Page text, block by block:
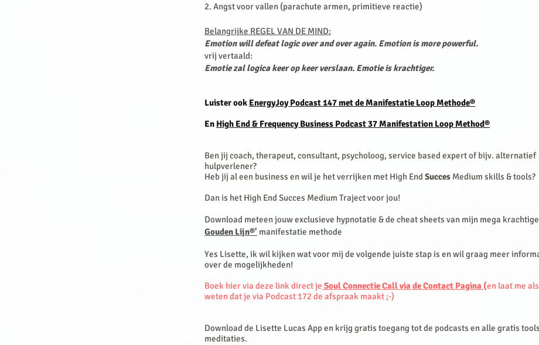
2. Angst voor vallen (parachute armen, primitieve reactie)​
Belangrijke REGEL VAN DE MIND:
Emotion will defeat logic over and over again. Emotion is more powerful.
vrij vertaald:
Emotie zal logica keer op keer verslaan. Emotie is krachtiger.
Luister ook EnergyJoy Podcast 147 met de Manifestatie LoopMethode®
En High End & Frequency Business Podcast 37 Manifestation Loop Method®
Ben jij coach, therapeut, consultant, psycholoog, service based expert of bijv. alternatief
hulpverlener?
Heb jij al een business en wil je het verrijken met High End Succes Medium skills & tools?
Dan is het High End Succes Medium Traject voor jou!
Download meteen jouw exclusieve hypnotatie & de cheat sheets van mijn mega krachtige
Gouden Lijn®' manifestatie methode
Yes Lisette, ik wil kijken wat voor mij de volgende juiste stap is en wil graag meer
over de mogelijkheden!
Boek hier via deze link direct je Soul Connectie Call via de Contact Pagina (en laat me
weten dat je via Podcast 172 de afspraak maakt ;-)
Download de Lisette Lucas App en krijg gratis toegang tot de podcasts en alle gratis
meditaties.